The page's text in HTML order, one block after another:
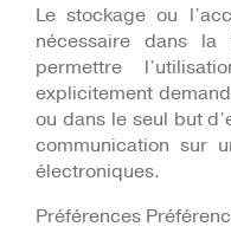
Le stockage ou
nécessaire dans la
permettre
explicitement
ou dans le seul but
communication sur
électroniques.
Préférences